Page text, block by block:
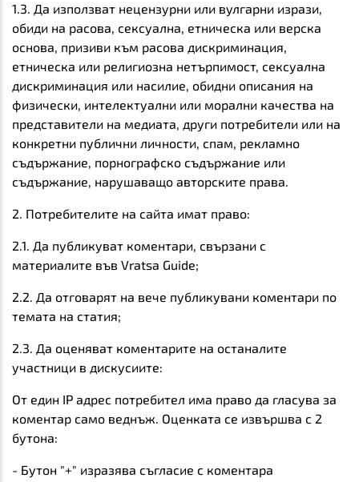
1.3. Да използват нецензурни или вулгарни изрази,
обиди на расова, сексуална, етническа или верска
основа, призиви към расова дискриминация,
етническа или религиозна нетърпимост, сексуална
дискриминация или насилие, обидни описания на
физически, интелектуални или морални качества на
представители на медиата, други потребители или на
конкретни публични личности, спам, рекламно
съдържание, порнографско съдържание или
съдържание, нарушаващо авторските права.
2. Потребителите на сайта имат право:
2.1. Да публикуват коментари, свързани с
материалите във Vratsa Guide;
2.2. Да отговарят на вече публикувани коментари по
темата на статия;
2.3. Да оценяват коментарите на останалите
участници в дискусиите:
От един IP адрес потребител има право да гласува за
коментар само веднъж. Оценката се извършва с 2
бутона:
- Бутон "+" изразява съгласие с коментара